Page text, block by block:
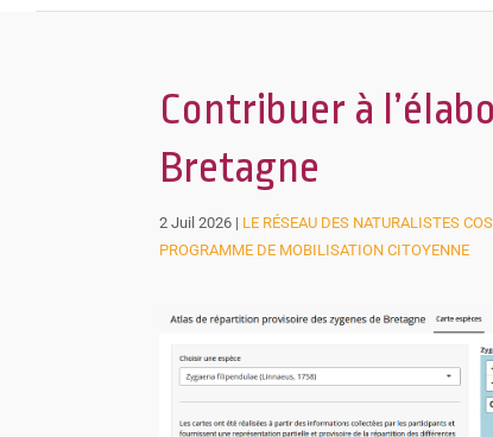
Contribuer à
Bretagne
2 Juil 2026 | LE RÉSEAU DES NATURALISTES
PROGRAMME DE MOBILISATION CITOYENNE